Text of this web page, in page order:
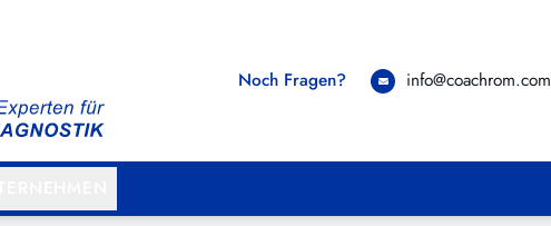
Noch Fragen? info@coachrom.com